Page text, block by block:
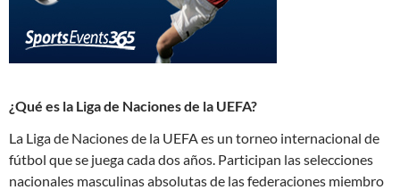
¿Qué es la Liga de Naciones de la UEFA?
La Liga de Naciones de la UEFA es un torneo internacional de
fútbol que se juega cada dos años. Participan las selecciones
nacionales masculinas absolutas de las federaciones miembro